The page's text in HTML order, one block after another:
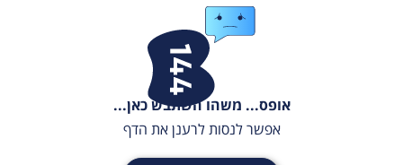
אופס... משהו השתבש כאן...
אפשר לנסות לרענן את הדף